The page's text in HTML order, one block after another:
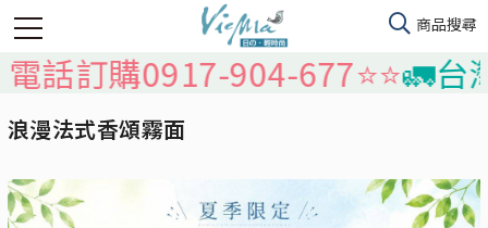
購0917-904-677⭐️⭐️🚛台灣本島
浪漫法式香頌霧面